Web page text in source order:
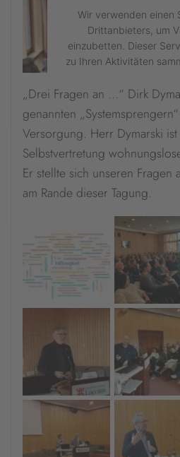
Wir verwenden einen
Drittanbieters, um
einzubetten. Dieser
zu Ihren Aktivitäten
der Nutzung des
Video
Mehr
Akzeptieren
Management Platform
„Drei Fragen an …“ Dirk
genannten
Versorgung. Herr Dymarski
Selbstvertretung
Er stellte sich unseren
am Rande dieser Tagung.